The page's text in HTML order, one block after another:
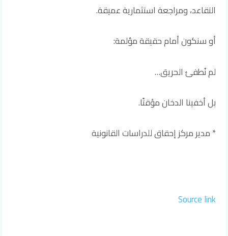
التقاعد، ومراجعة استثمارية عميقة.
أو سنكون أمام حقيقة مؤلمة:
لم نُطفئ الحريق…
بل أخفينا الدخان مؤقتًا.
* مدير مركز إحقاق للدراسات القانونية
Source link